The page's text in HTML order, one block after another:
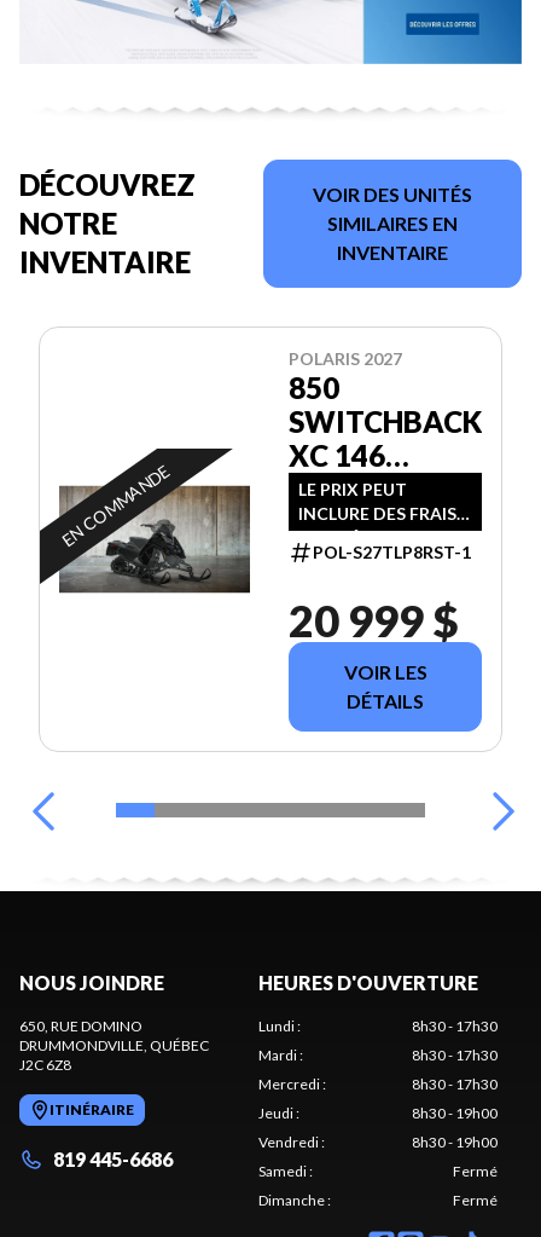
DÉCOUVREZ
NOTRE
INVENTAIRE
VOIR DES UNITÉS
SIMILAIRES EN
INVENTAIRE
EN COMMANDE
POLARIS 2027
850
SWITCHBACK
XC 146
BLACK
LE PRIX PEUT
INCLURE DES FRAIS
SUPPLÉMENTAIRES
POL-S27TLP8RST-1
20 999 $
VOIR LES
DÉTAILS
NOUS JOINDRE
650, RUE DOMINO
DRUMMONDVILLE, QUÉBEC
J2C 6Z8
ITINÉRAIRE
819 445-6686
HEURES D'OUVERTURE
Lundi:
8h30 - 17h30
Mardi:
8h30 - 17h30
Mercredi:
8h30 - 17h30
Jeudi:
8h30 - 19h00
Vendredi:
8h30 - 19h00
Samedi:
Fermé
Dimanche: Fermé